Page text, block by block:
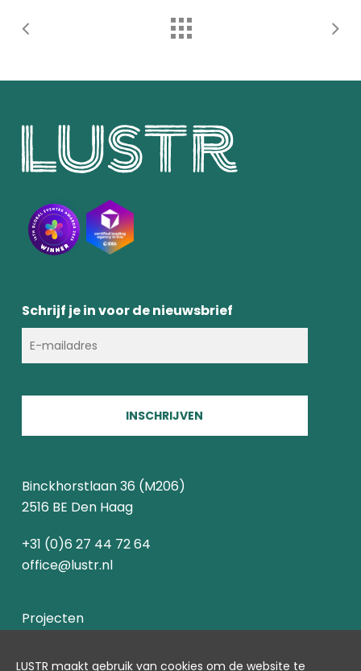
LUSTR maakt gebruik van cookies om de website te
Schrijf je in voor de nieuwsbrief
INSCHRIJVEN
Binckhorstlaan 36 (M206)
2516 BE Den Haag
+31 (0)6 27 44 72 64
office@lustr.nl
Projecten